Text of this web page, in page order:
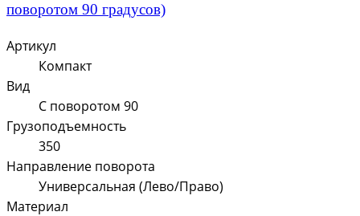
поворотом 90 градусов)
Артикул
Компакт
Вид
С поворотом 90
Грузоподъемность
350
Направление поворота
Универсальная (Лево/Право)
Материал